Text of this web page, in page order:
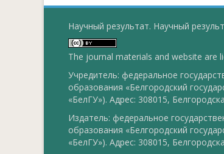
Научный результат. Научный
The journal materials and website are
Учредитель: федеральное
образования «Белгородский
«БелГУ»). Адрес: 308015,
Издатель: федеральное
образования «Белгородский
«БелГУ»). Адрес: 308015,